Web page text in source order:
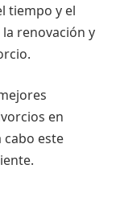
tiempo y el
renovación y
en
cabo este